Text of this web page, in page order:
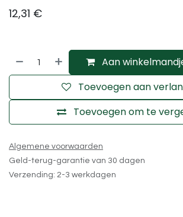
12,31 €
Aan
Toevoegen om te
Toevoegen aan
Algemene voorwaarden
Geld-terug-garantie van 30 dagen
Verzending: 2-3 werkdagen